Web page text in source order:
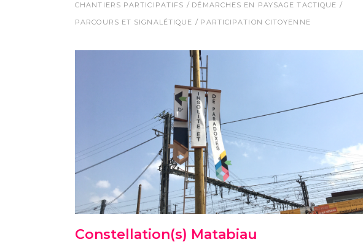
CHANTIERS PARTICIPATIFS
DÉMARCHES EN PAYSAGE TACTIQUE
PARCOURS ET SIGNALÉTIQUE
PARTICIPATION CITOYENNE
Constellation(s) Matabiau